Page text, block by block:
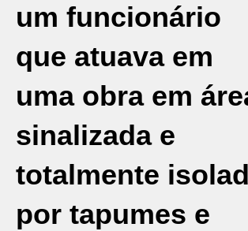
um funcionário
que atuava em
uma obra em
sinalizada e
totalmente
por tapumes e